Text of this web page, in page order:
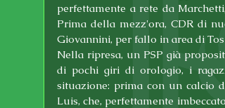
perfettamente a rete da
Prima della mezz'ora, CDR di
Giovannini, per fallo in area di
Nella ripresa, un PSP già
di pochi giri di orologio, i
situazione: prima con un calcio
Luis, che, perfettamente